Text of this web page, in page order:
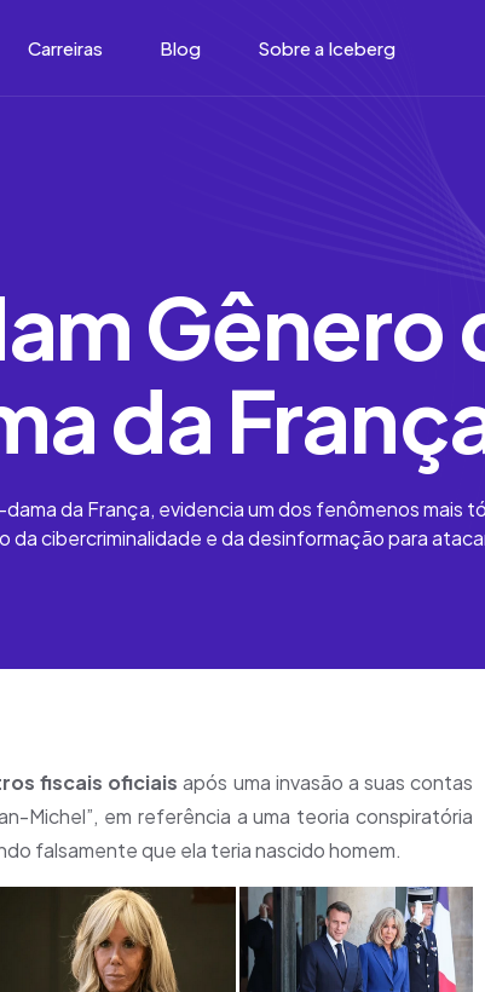
Carreiras Blog Sobre a Iceberg
Gênero
da
da França, evidencia um dos fenômenos mais
cibercriminalidade e da desinformação para
fiscais oficiais após uma invasão a suas contas
Michel”, em referência a uma teoria conspiratória
falsamente que ela teria nascido homem.